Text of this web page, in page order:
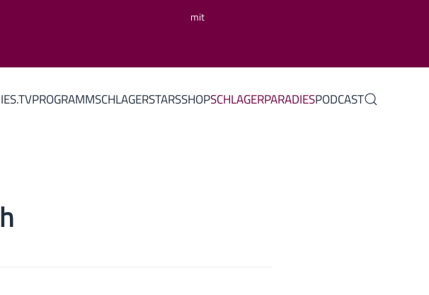
mit
PROGRAMMSCHLAGERSTARSSHOPSCHLAGERPARADIESPODCAST